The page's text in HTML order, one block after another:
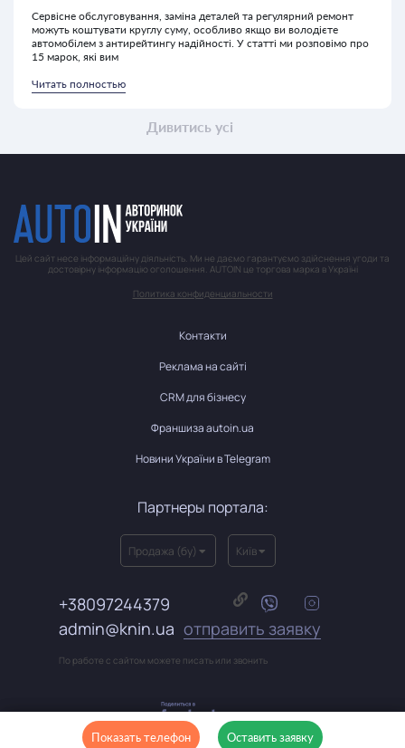
Оставить заявку
Показать телефон Оставить заявку
Дивитись усі
Сервісне обслуговування, заміна деталей та регулярний ремонт
можуть коштувати круглу суму, особливо якщо ви володієте
автомобілем з антирейтингу надійності. У статті ми розповімо про
15 марок, які вим
Читать полностью
Цей сайт несе інформаційну діяльність. Ми не даємо гарантуємо здійснення угоди та
достовірну інформацію оголошення. AUTOIN це торгова марка в Україні
Политика конфиденциальности
Контакти
Реклама на сайті
CRM для бізнесу
Франшиза autoin.ua
Новини України в Telegram
Партнеры портала:
Продажа (бу) Київ
+38097244379
admin@knin.ua отправить заявку
По работе с сайтом можете писать или звонить